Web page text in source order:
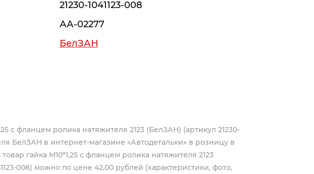
21230-1041123-008
АА-02277
БелЗАН
с фланцем ролика натяжителя 2123 (БелЗАН) (артикул 21230-
БелЗАН в интернет-магазине «Автодетальки» в розницу в
гайка М10*1,25 с фланцем ролика натяжителя 2123
008) можно по цене 42,00 рублей (характеристики, фото,